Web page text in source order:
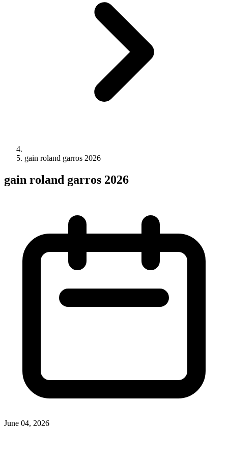
gain roland garros 2026
gain roland garros 2026
June 04, 2026